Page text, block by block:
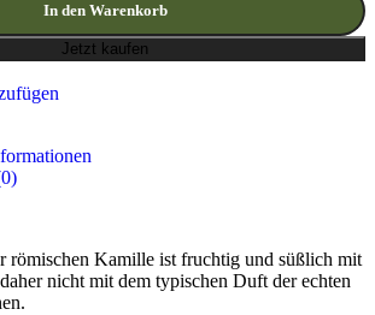
In den Warenkorb
Jetzt kaufen
römischen Kamille ist fruchtig und süßlich mit
nicht mit dem typischen Duft der echten